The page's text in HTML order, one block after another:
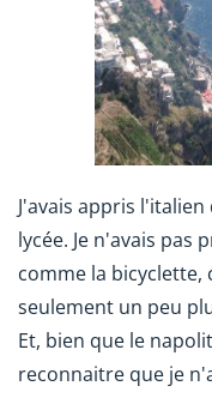
J'avais appris
lycée. Je n'avais pas
comme la bicyclette,
seulement un peu
Et, bien que le
reconnaitre que je